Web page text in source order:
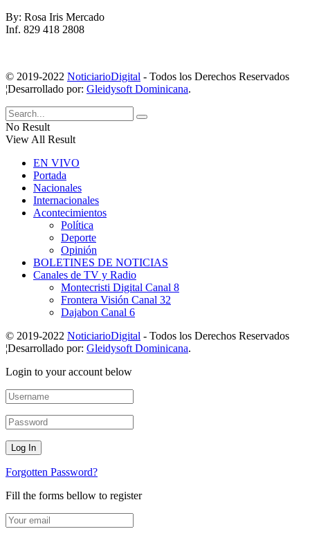
By: Rosa Iris Mercado
Inf. 829 418 2808
© 2019-2022 NoticiarioDigital - Todos los Derechos Reservados
¦Desarrollado por: Gleidysoft Dominicana.
No Result
View All Result
EN VIVO
Portada
Nacionales
Internacionales
Acontecimientos
Política
Deporte
Opinión
BOLETINES DE NOTICIAS
Canales de TV y Radio
Montecristi Digital Canal 8
Frontera Visión Canal 32
Dajabon Canal 6
© 2019-2022 NoticiarioDigital - Todos los Derechos Reservados
¦Desarrollado por: Gleidysoft Dominicana.
Login to your account below
Forgotten Password?
Fill the forms bellow to register